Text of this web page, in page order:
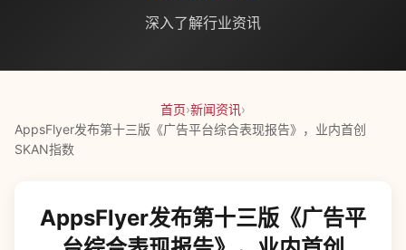
深入了解行业资讯
首页›新闻资讯›
AppsFlyer发布第十三版《广告平台综合表现报告》，业内首创
SKAN指数
AppsFlyer发布第十三版《广告平